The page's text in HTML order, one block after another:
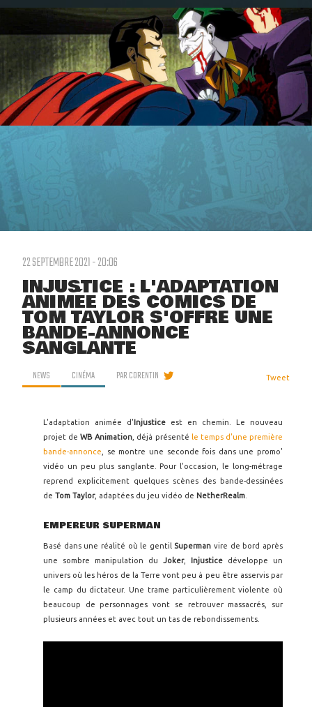
22 SEPTEMBRE 2021 - 20:06
INJUSTICE : L'ADAPTATION
ANIMÉE DES COMICS DE
TOM TAYLOR S'OFFRE UNE
BANDE-ANNONCE
SANGLANTE
NEWS CINÉMA PARCORENTIN Tweet
L'adaptation animée d'Injustice est en chemin. Le nouveau
projet deWB Animation , déjà présenté le temps d'une première
bande-annonce , se montre une seconde fois dans une promo'
vidéo un peu plus sanglante. Pour l'occasion, le long-métrage
reprend explicitement quelques scènes des bande-dessinées
de Tom Taylor, adaptées du jeu vidéo de NetherRealm
EMPEREUR SUPERMAN
Basé dans une réalité où le gentil Superman vire de bord après
une sombre manipulation du Joker, Injustice développe un
univers où les héros de la Terre vont peu à peu être asservis par
le camp du dictateur. Une trame particulièrement violente où
beaucoup de personnages vont se retrouver massacrés, sur
plusieurs années et avec tout un tas de rebondissements.